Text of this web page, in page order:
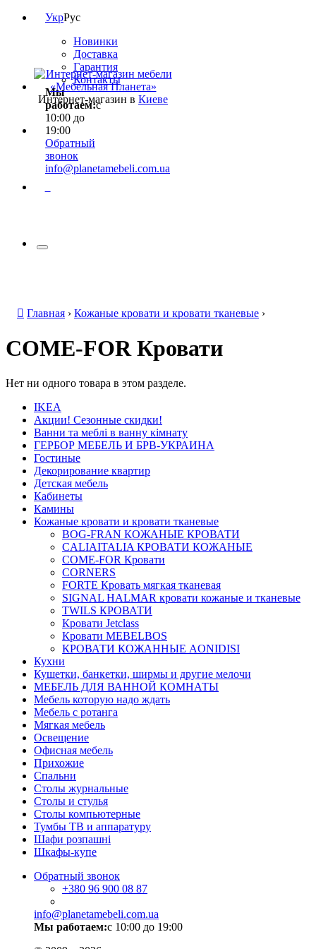
УкрРус
Новинки
Доставка
Гарантия
Контакты
Мы
работаем:с
10:00 до
19:00
Обратный
звонок
info@planetamebeli.com.ua
Интернет-магазин в Киеве
Главная › Кожаные кровати и кровати тканевые ›
COME-FOR Кровати
Нет ни одного товара в этом разделе.
IKEA
Акции! Сезонные скидки!
Ванни та меблі в ванну кімнату
ГЕРБОР МЕБЕЛЬ И БРВ-УКРАИНА
Гостиные
Декорирование квартир
Детская мебель
Кабинеты
Камины
Кожаные кровати и кровати тканевые
BOG-FRAN КОЖАНЫЕ КРОВАТИ
CALIAITALIA КРОВАТИ КОЖАНЫЕ
COME-FOR Кровати
CORNERS
FORTE Кровать мягкая тканевая
SIGNAL HALMAR кровати кожаные и тканевые
TWILS КРОВАТИ
Кровати Jetclass
Кровати MEBELBOS
КРОВАТИ КОЖАННЫЕ AONIDISI
Кухни
Кушетки, банкетки, ширмы и другие мелочи
МЕБЕЛЬ ДЛЯ ВАННОЙ КОМНАТЫ
Мебель которую надо ждать
Мебель с ротанга
Мягкая мебель
Освещение
Офисная мебель
Прихожие
Спальни
Столы журнальные
Столы и стулья
Столы компьютерные
Тумбы ТВ и аппаратуру
Шафи розпашні
Шкафы-купе
Обратный звонок
+380 96 900 08 87
info@planetamebeli.com.ua
Мы работаем:с 10:00 до 19:00